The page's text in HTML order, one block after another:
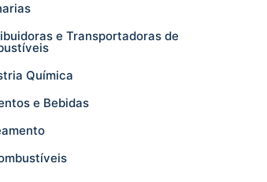
e Transportadoras de
Química
e Bebidas